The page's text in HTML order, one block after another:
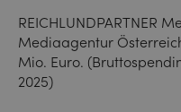
REICHLUNDPARTNER
Mediaagentur
Mio. Euro.
2025)